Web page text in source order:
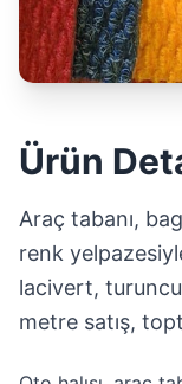
Ürün
Araç tabanı,
renk yelpazesiyle
lacivert,
metre satış,